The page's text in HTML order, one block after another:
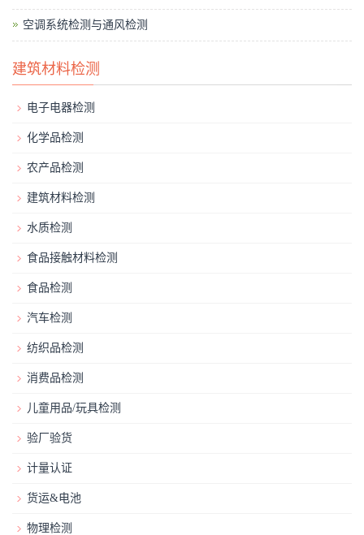
空调系统检测与通风检测
建筑材料检测
电子电器检测
化学品检测
农产品检测
建筑材料检测
水质检测
食品接触材料检测
食品检测
汽车检测
纺织品检测
消费品检测
儿童用品/玩具检测
验厂验货
计量认证
货运&电池
物理检测